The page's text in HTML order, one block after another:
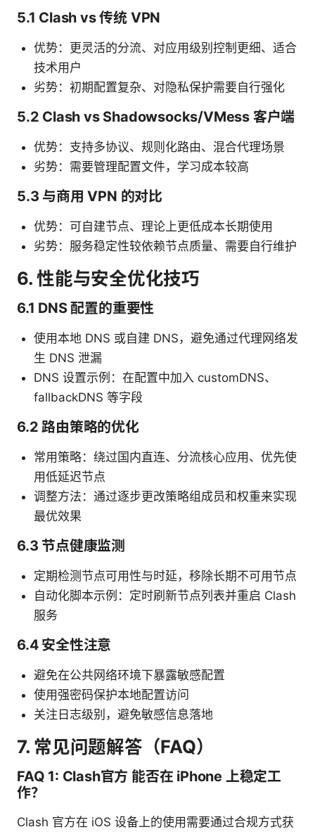
5.1 Clash vs 传统 VPN
优势：更灵活的分流、对应用级别控制更细、适合
技术用户
劣势：初期配置复杂、对隐私保护需要自行强化
5.2 Clash vs Shadowsocks/VMess 客户端
优势：支持多协议、规则化路由、混合代理场景
劣势：需要管理配置文件，学习成本较高
5.3 与商用 VPN 的对比
优势：可自建节点、理论上更低成本长期使用
劣势：服务稳定性较依赖节点质量、需要自行维护
6. 性能与安全优化技巧
6.1 DNS 配置的重要性
使用本地 DNS 或自建 DNS，避免通过代理网络发
生 DNS 泄漏
DNS 设置示例：在配置中加入 customDNS、
fallbackDNS 等字段
6.2 路由策略的优化
常用策略：绕过国内直连、分流核心应用、优先使
用低延迟节点
调整方法：通过逐步更改策略组成员和权重来实现
最优效果
6.3 节点健康监测
定期检测节点可用性与时延，移除长期不可用节点
自动化脚本示例：定时刷新节点列表并重启 Clash
服务
6.4 安全性注意
避免在公共网络环境下暴露敏感配置
使用强密码保护本地配置访问
关注日志级别，避免敏感信息落地
7. 常见问题解答（FAQ）
FAQ 1: Clash官方 能否在 iPhone 上稳定工
作？
Clash 官方在 iOS 设备上的使用需要通过合规方式获